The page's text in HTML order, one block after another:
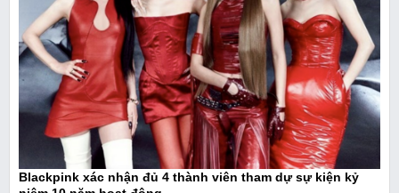
Blackpink xác nhận đủ 4 thành viên tham dự sự kiện kỷ